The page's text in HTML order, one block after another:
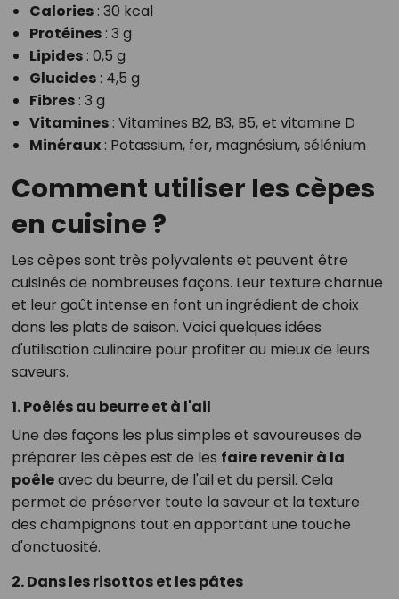
Calories: 30 kcal
Protéines: 3 g
Lipides: 0,5 g
Glucides: 4,5 g
Fibres: 3 g
Vitamines: Vitamines B2, B3, B5, et vitamine D
Minéraux: Potassium, fer, magnésium, sélénium
Comment utiliser les cèpes
en cuisine ?
Les cèpes sont très polyvalents et peuvent être
cuisinés de nombreuses façons. Leur texture charnue
et leur goût intense en font un ingrédient de choix
dans les plats de saison. Voici quelques idées
d'utilisation culinaire pour profiter au mieux de leurs
saveurs.
1. Poêlés au beurre et à l'ail
Une des façons les plus simples et savoureuses de
préparer les cèpes est de les faire revenir à la
poêleavec du beurre, de l'ail et du persil. Cela
permet de préserver toute la saveur et la texture
des champignons tout en apportant une touche
d'onctuosité.
2. Dans les risottos et les pâtes